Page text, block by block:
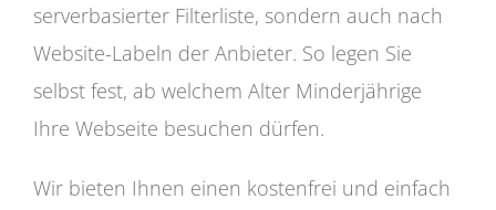
serverbasierter Filterliste, sondern auch nach
Website-Labeln der Anbieter. So legen Sie
selbst fest, ab welchem Alter Minderjährige
Ihre Webseite besuchen dürfen.
Wir bieten Ihnen einen kostenfrei und einfach